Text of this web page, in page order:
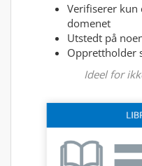
Verifiserer kun
domenet
Utstedt på
Opprettholder
Ideel for